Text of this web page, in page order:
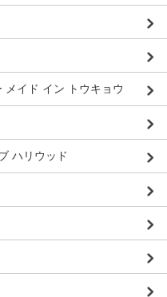
イド イン トウキョウ
ハリウッド